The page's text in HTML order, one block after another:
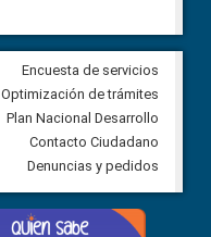
Veeduría para vigilar los
derivados de la Audiencia
entre el GAD de Ibarra y la
comunidad Urbina, parroquia
Carolina
5 agosto, 2026
Next
Encuesta de servicios
Optimización de trámites
Plan Nacional Desarrollo
Contacto Ciudadano
Denuncias y pedidos